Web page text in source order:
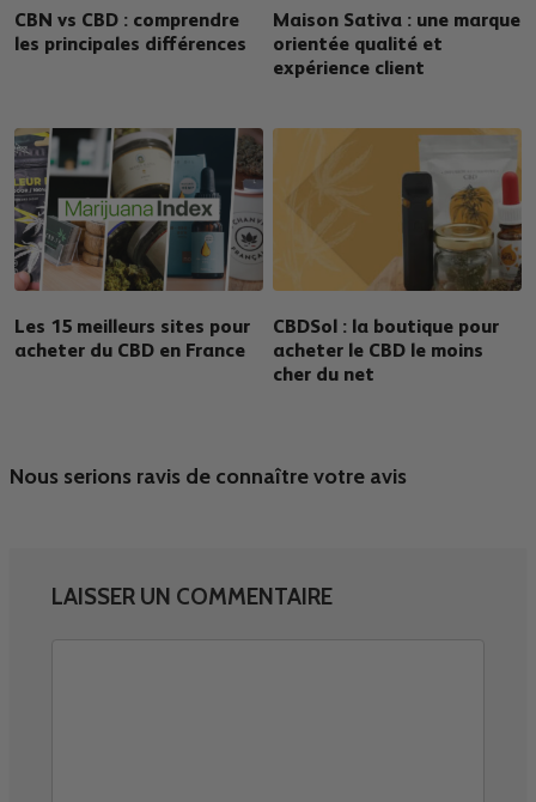
CBN vs CBD : comprendre
les principales différences
Maison Sativa : une marque
orientée qualité et
expérience client
Les 15 meilleurs sites pour
acheter du CBD en France
CBDSol : la boutique pour
acheter le CBD le moins
cher du net
Nous serions ravis de connaître votre avis
LAISSER UN COMMENTAIRE